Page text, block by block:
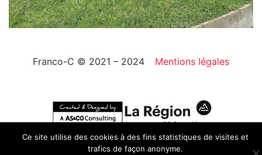
Franco-C © 2021 – 2024 Mentions légales
Ce site utilise des cookies à des fins statistiques de visites et
trafics de façon anonyme.